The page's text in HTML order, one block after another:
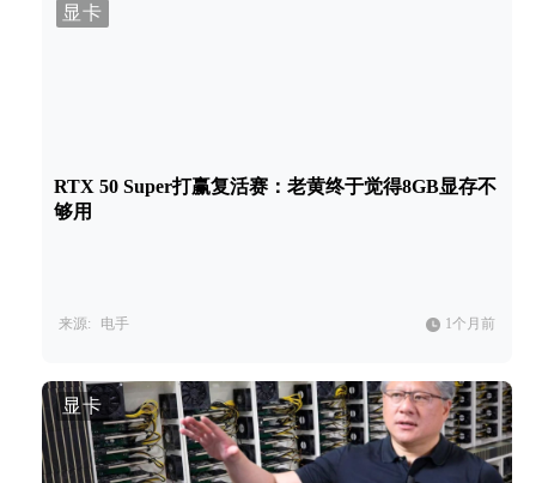
显卡
RTX 50 Super打赢复活赛：老黄终于觉得8GB显存不
够用
来源: 电手 1个月前
显卡